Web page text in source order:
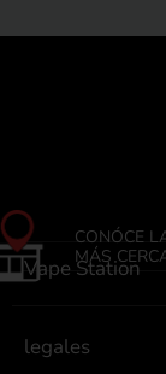
CONÓCE
MÁS
Vape Station
legales